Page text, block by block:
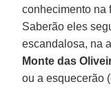
conhecimento na
Saberão eles
escandalosa, na
Monte das
ou a esquecerão